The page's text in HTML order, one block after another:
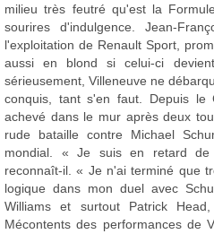
milieu très feutré qu'est la
sourires d'indulgence. Jean-
l'exploitation de Renault Sport,
aussi en blond si celui-ci
sérieusement, Villeneuve ne
conquis, tant s'en faut. Depuis
achevé dans le mur après deux
rude bataille contre Michael
mondial. « Je suis en retard de
reconnaît-il. « Je n'ai terminé que
logique dans mon duel avec
Williams et surtout Patrick
Mécontents des performances de